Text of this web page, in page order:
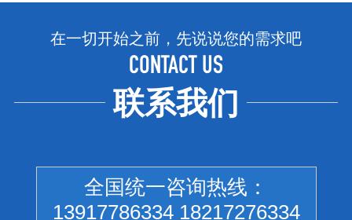
在一切开始之前，先说说您的需求吧
CONTACT US
联系我们
全国统一咨询热线：
13917786334 18217276334